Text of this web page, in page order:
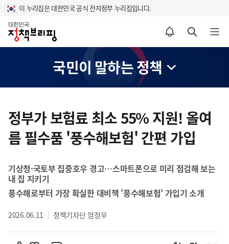
이 누리집은 대한민국 공식 전자정부 누리집입니다.
홈
알림설정 바로가기 검색 바로가기 메뉴 열기
국민이 말하는 정책
텐
츠
영
정부가 보험료 최소 55% 지원! 올여
름 필수품 '풍수해보험' 간편 가입
기상청·국토부 집중호우 경고…스마트폰으로 미리 점검해 보는
내 집 지키기
풍수해로부터 가장 확실한 대비책 '풍수해보험' 가입기 소개
2026.06.11 정책기자단 엄정우